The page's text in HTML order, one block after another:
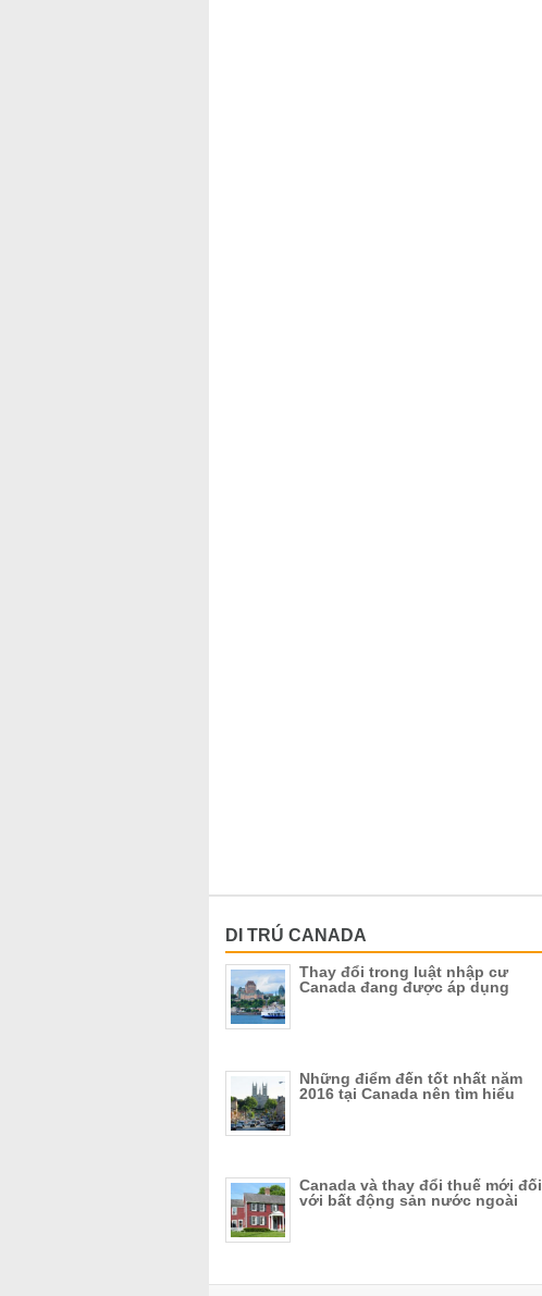
DI TRÚ CANADA
Thay đổi trong luật nhập cư
Canada đang được áp dụng
Những điểm đến tốt nhất năm
2016 tại Canada nên tìm hiểu
Canada và thay đổi thuế mới đối
với bất động sản nước ngoài